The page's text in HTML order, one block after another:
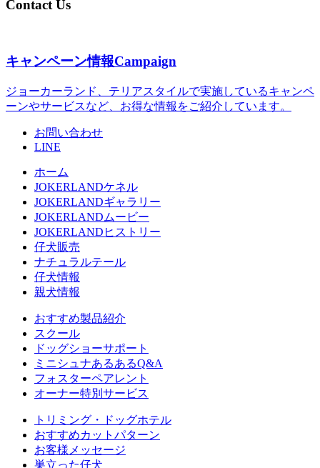
Contact Us
キャンペーン情報Campaign
ジョーカーランド、テリアスタイルで実施しているキャンペ
ーンやサービスなど、お得な情報をご紹介しています。
お問い合わせ
LINE
ホーム
JOKERLANDケネル
JOKERLANDギャラリー
JOKERLANDムービー
JOKERLANDヒストリー
仔犬販売
ナチュラルテール
仔犬情報
親犬情報
おすすめ製品紹介
スクール
ドッグショーサポート
ミニシュナあるあるQ&A
フォスターペアレント
オーナー特別サービス
トリミング・ドッグホテル
おすすめカットパターン
お客様メッセージ
巣立った仔犬